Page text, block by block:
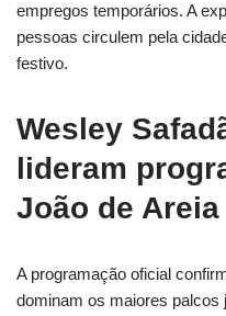
empregos temporários. A
pessoas circulem pela
festivo.
Wesley
lideram
João de
A programação oficial
dominam os maiores palcos